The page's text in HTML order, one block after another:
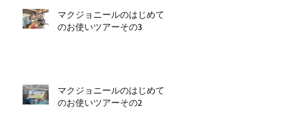
マクジョニールのはじめて
のお使いツアーその3
マクジョニールのはじめて
のお使いツアーその2